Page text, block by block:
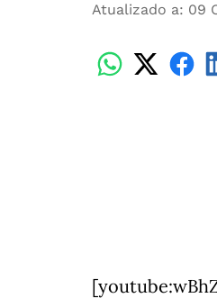
Atualizado a: 09